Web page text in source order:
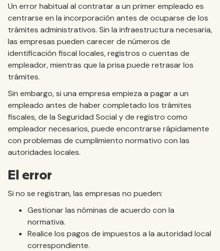
Un error habitual al contratar a un primer empleado es
centrarse en la incorporación antes de ocuparse de los
trámites administrativos. Sin la infraestructura necesaria,
las empresas pueden carecer de números de
identificación fiscal locales, registros o cuentas de
empleador, mientras que la prisa puede retrasar los
trámites.
Sin embargo, si una empresa empieza a pagar a un
empleado antes de haber completado los trámites
fiscales, de la Seguridad Social y de registro como
empleador necesarios, puede encontrarse rápidamente
con problemas de cumplimiento normativo con las
autoridades locales.
El error
Si no se registran, las empresas no pueden:
Gestionar las nóminas de acuerdo con la
normativa.
Realice los pagos de impuestos a la autoridad local
correspondiente.